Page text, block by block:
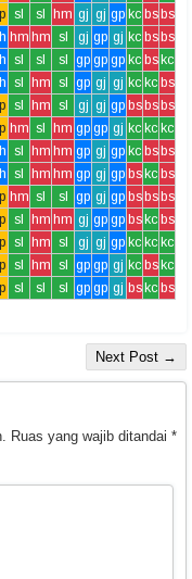
sl sl hm gj gj gp kc bsbs
hm hm sl gj gp gj kc bsbs
sl sl sl gp gp gp kc bskc
sl hm sl gp gj gj kc kc bs
sl hm sl gj gj gp bsbsbs
hm sl hm gp gp gj kc kc kc
sl hm hm gp gj gp kc bsbs
sl hm hm gp gj gp bskc bs
hm sl sl gp gj gp bsbsbs
sl hm hm gj gp gp bskc bs
sl hm sl gj gj gp kc kc kc
sl hm sl gp gp gj kc bskc
sl sl sl gp gp gj bskc bs
Next Post →
Ruas yang wajib ditandai *